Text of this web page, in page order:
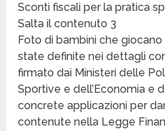
Sconti fiscali per la pratica
Salta il contenuto 3
Foto di bambini che
state definite nei dettagli
firmato dai Ministeri delle
Sportive e dell’Economia e
concrete applicazioni per
contenute nella Legge